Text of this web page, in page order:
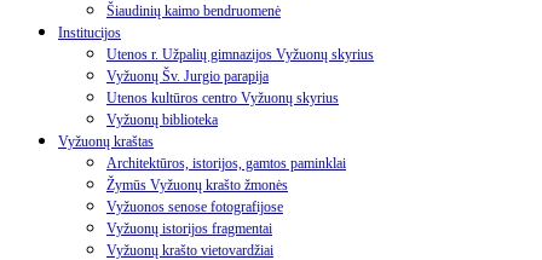
Šiaudinių kaimo bendruomenė
Institucijos
Utenos r. Užpalių gimnazijos Vyžuonų skyrius
Vyžuonų Šv. Jurgio parapija
Utenos kultūros centro Vyžuonų skyrius
Vyžuonų biblioteka
Vyžuonų kraštas
Architektūros, istorijos, gamtos paminklai
Žymūs Vyžuonų krašto žmonės
Vyžuonos senose fotografijose
Vyžuonų istorijos fragmentai
Vyžuonų krašto vietovardžiai